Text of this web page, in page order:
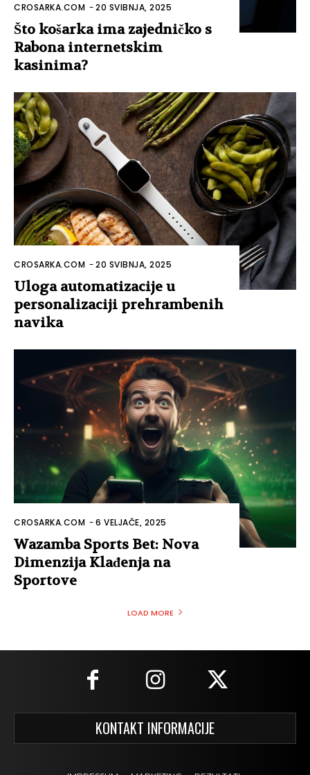
CROSARKA.COM -20 SVIBNJA, 2025
Što košarka ima zajedničko s
Rabona internetskim
kasinima?
CROSARKA.COM -20 SVIBNJA, 2025
Uloga automatizacije u
personalizaciji prehrambenih
navika
CROSARKA.COM -6 VELJAČE, 2025
Wazamba Sports Bet: Nova
Dimenzija Klađenja na
Sportove
LOAD MORE
KONTAKT INFORMACIJE